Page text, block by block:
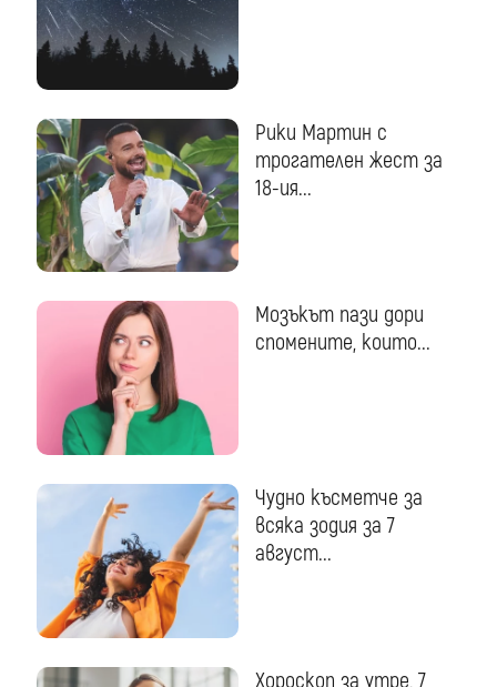
Рики Мартин с
трогателен жест за
18-ия...
Мозъкът пази дори
спомените, които...
Чудно късметче за
всяка зодия за 7
август...
Хороскоп за утре, 7